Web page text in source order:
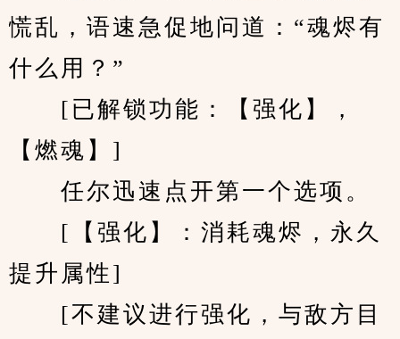
慌乱，语速急促地问道：“魂烬有
什么用？”
[已解锁功能：【强化】，
【燃魂】]
任尔迅速点开第一个选项。
[【强化】：消耗魂烬，永久
提升属性]
[不建议进行强化，与敌方目